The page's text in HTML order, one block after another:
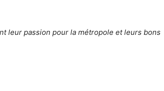
leur passion pour la métropole et leurs bons